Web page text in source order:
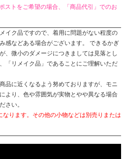
ストをご希望の場合、「商品代引」でのお
イク品ですので、着用に問題がない程度の
感などある場合がございます。 できるかぎ
、微小のダメージにつきましては見落とし
「リメイク品」であることにご理解いただ
品に近くなるよう努めておりますが、モニ
より、色や雰囲気が実物とやや異なる場合
さい。
ります。その他の小物などは別売りまたは